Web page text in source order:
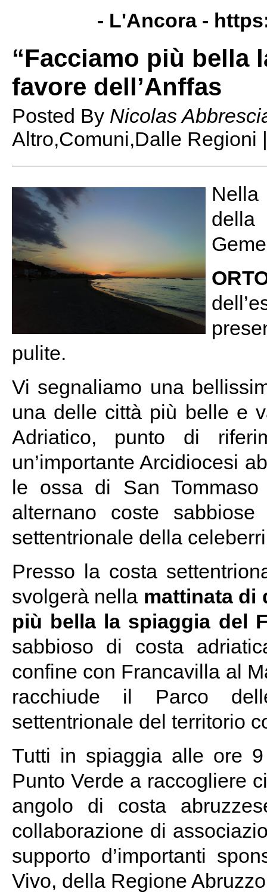
- L'Ancora -
“Facciamo più bella
favore dell’Anffas
Posted By Nicolas
Altro,Comuni,Dalle Regioni
pulite.
Vi segnaliamo una
una delle città più belle e
Adriatico, punto di
un’importante Arcidiocesi
le ossa di San
alternano coste
settentrionale della
Presso la costa
svolgerà nella mattinata di
più bella la spiaggia del
sabbioso di costa
confine con Francavilla al
racchiude il Parco
settentrionale del territorio
Tutti in spiaggia alle ore
Punto Verde a raccogliere
angolo di costa
collaborazione di
supporto d’importanti
Vivo, della Regione